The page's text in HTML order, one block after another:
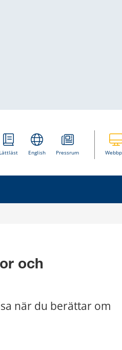
Lättläst English Pressrum
och
när du berättar om